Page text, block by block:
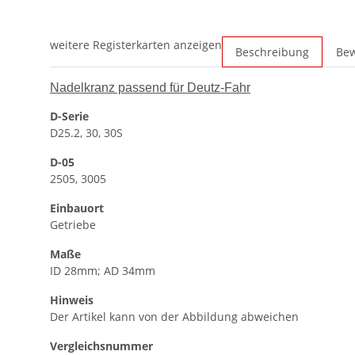
weitere Registerkarten anzeigen Beschreibung
Nadelkranz passend für Deutz-Fahr
D-Serie
D25.2, 30, 30S
D-05
2505, 3005
Einbauort
Getriebe
Maße
ID 28mm; AD 34mm
Hinweis
Der Artikel kann von der Abbildung abweichen
Vergleichsnummer